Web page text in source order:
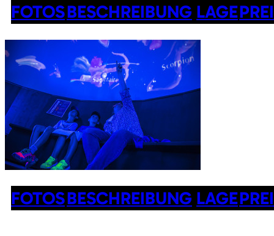
FOTOSBESCHREIBUNG LAGE
FOTOSBESCHREIBUNG LAGE